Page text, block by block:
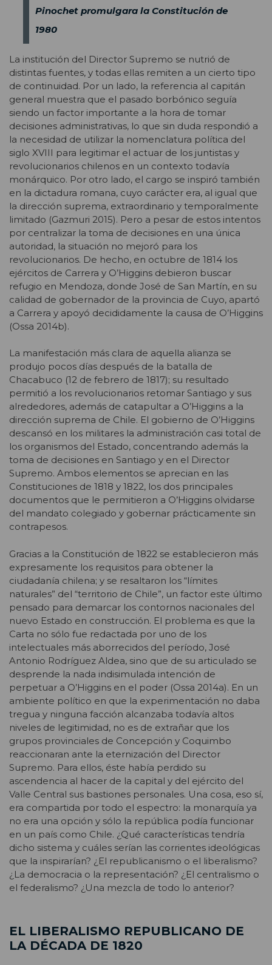
Pinochet promulgara la Constitución de
1980
La institución del Director Supremo se nutrió de
distintas fuentes, y todas ellas remiten a un cierto tipo
de continuidad. Por un lado, la referencia al capitán
general muestra que el pasado borbónico seguía
siendo un factor importante a la hora de tomar
decisiones administrativas, lo que sin duda respondió a
la necesidad de utilizar la nomenclatura política del
siglo XVIII para legitimar el actuar de los juntistas y
revolucionarios chilenos en un contexto todavía
monárquico. Por otro lado, el cargo se inspiró también
en la dictadura romana, cuyo carácter era, al igual que
la dirección suprema, extraordinario y temporalmente
limitado (Gazmuri 2015). Pero a pesar de estos intentos
por centralizar la toma de decisiones en una única
autoridad, la situación no mejoró para los
revolucionarios. De hecho, en octubre de 1814 los
ejércitos de Carrera y O’Higgins debieron buscar
refugio en Mendoza, donde José de San Martín, en su
calidad de gobernador de la provincia de Cuyo, apartó
a Carrera y apoyó decididamente la causa de O’Higgins
(Ossa 2014b).
La manifestación más clara de aquella alianza se
produjo pocos días después de la batalla de
Chacabuco (12 de febrero de 1817); su resultado
permitió a los revolucionarios retomar Santiago y sus
alrededores, además de catapultar a O’Higgins a la
dirección suprema de Chile. El gobierno de O’Higgins
descansó en los militares la administración casi total de
los organismos del Estado, concentrando además la
toma de decisiones en Santiago y en el Director
Supremo. Ambos elementos se aprecian en las
Constituciones de 1818 y 1822, los dos principales
documentos que le permitieron a O’Higgins olvidarse
del mandato colegiado y gobernar prácticamente sin
contrapesos.
Gracias a la Constitución de 1822 se establecieron más
expresamente los requisitos para obtener la
ciudadanía chilena; y se resaltaron los “límites
naturales” del “territorio de Chile”, un factor este último
pensado para demarcar los contornos nacionales del
nuevo Estado en construcción. El problema es que la
Carta no sólo fue redactada por uno de los
intelectuales más aborrecidos del período, José
Antonio Rodríguez Aldea, sino que de su articulado se
desprende la nada indisimulada intención de
perpetuar a O’Higgins en el poder (Ossa 2014a). En un
ambiente político en que la experimentación no daba
tregua y ninguna facción alcanzaba todavía altos
niveles de legitimidad, no es de extrañar que los
grupos provinciales de Concepción y Coquimbo
reaccionaran ante la eternización del Director
Supremo. Para ellos, éste había perdido su
ascendencia al hacer de la capital y del ejército del
Valle Central sus bastiones personales. Una cosa, eso sí,
era compartida por todo el espectro: la monarquía ya
no era una opción y sólo la república podía funcionar
en un país como Chile. ¿Qué características tendría
dicho sistema y cuáles serían las corrientes ideológicas
que la inspirarían? ¿El republicanismo o el liberalismo?
¿La democracia o la representación? ¿El centralismo o
el federalismo? ¿Una mezcla de todo lo anterior?
EL LIBERALISMO REPUBLICANO DE
LA DÉCADA DE 1820